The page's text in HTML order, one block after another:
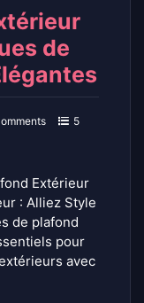
de
5
Extérieur
: Alliez Style
de plafond
pour
avec